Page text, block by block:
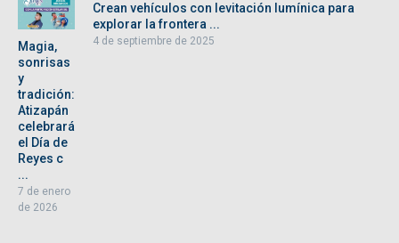
Magia,
sonrisas
y
tradición:
Atizapán
celebrará
el Día de
Reyes c
...
7 de enero
de 2026
Crean vehículos con levitación lumínica para
explorar la frontera ...
4 de septiembre de 2025